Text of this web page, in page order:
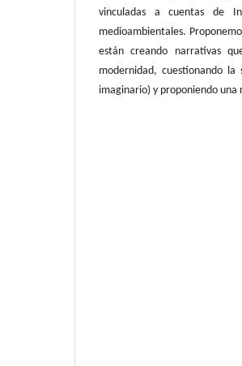
vinculadas a cuentas de
medioambientales.
están creando narrativas
modernidad, cuestionando
imaginario) y proponiendo